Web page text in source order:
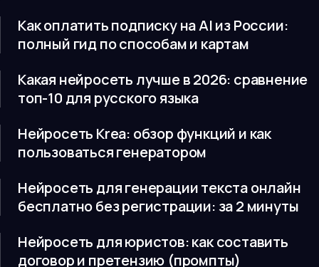
Как оплатить подписку на AI из России:
полный гид по способам и картам
Какая нейросеть лучше в 2026: сравнение
топ-10 для русского языка
Нейросеть Krea: обзор функций и как
пользоваться генератором
Нейросеть для генерации текста онлайн
бесплатно без регистрации: за 2 минуты
Нейросеть для юристов: как составить
договор и претензию (промпты)